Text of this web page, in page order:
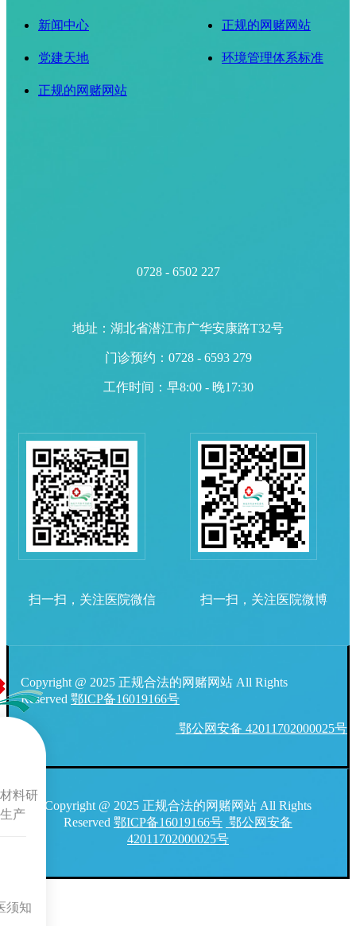
新闻中心
党建天地
正规的网赌网站
正规的网赌网站
环境管理体系标准
0728 - 6502 227
地址：湖北省潜江市广华安康路T32号
门诊预约：0728 - 6593 279
工作时间：早8:00 - 晚17:30
扫一扫，关注医院微信 扫一扫，关注医院微博
Copyright @ 2025 正规合法的网赌网站 All Rights
Reserved 鄂ICP备16019166号
鄂公网安备 42011702000025号
Copyright @ 2025 正规合法的网赌网站 All Rights
Reserved 鄂ICP备16019166号 鄂公网安备
42011702000025号
料研
产
须知